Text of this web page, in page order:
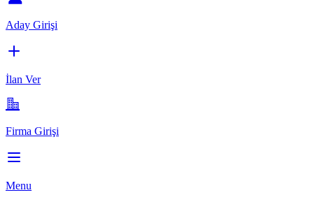
Aday Girişi
İlan Ver
Firma Girişi
Menu